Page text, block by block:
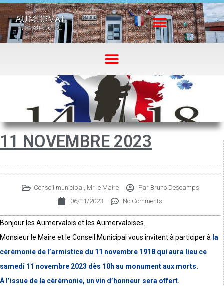
11 NOVEMBRE 2023
Conseil municipal , Mr le Maire ParBruno Descamps
06/11/2023
No Comments
Bonjour les Aumervalois et les Aumervaloises.
Monsieur le Maire et le Conseil Municipal vous invitent à participer à la
cérémonie de l’armistice du 11 novembre 1918 qui aura lieu ce
samedi 11 novembre 2023 dès 10h au monument aux morts.
À l’issue de la cérémonie, un vin d’honneur sera offert.